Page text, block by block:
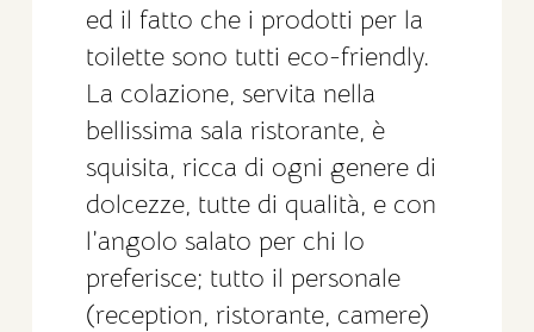
ed il fatto che i prodotti per la
toilette sono tutti eco-friendly.
La colazione, servita nella
bellissima sala ristorante, è
squisita, ricca di ogni genere di
dolcezze, tutte di qualità, e con
l’angolo salato per chi lo
preferisce; tutto il personale
(reception, ristorante, camere)